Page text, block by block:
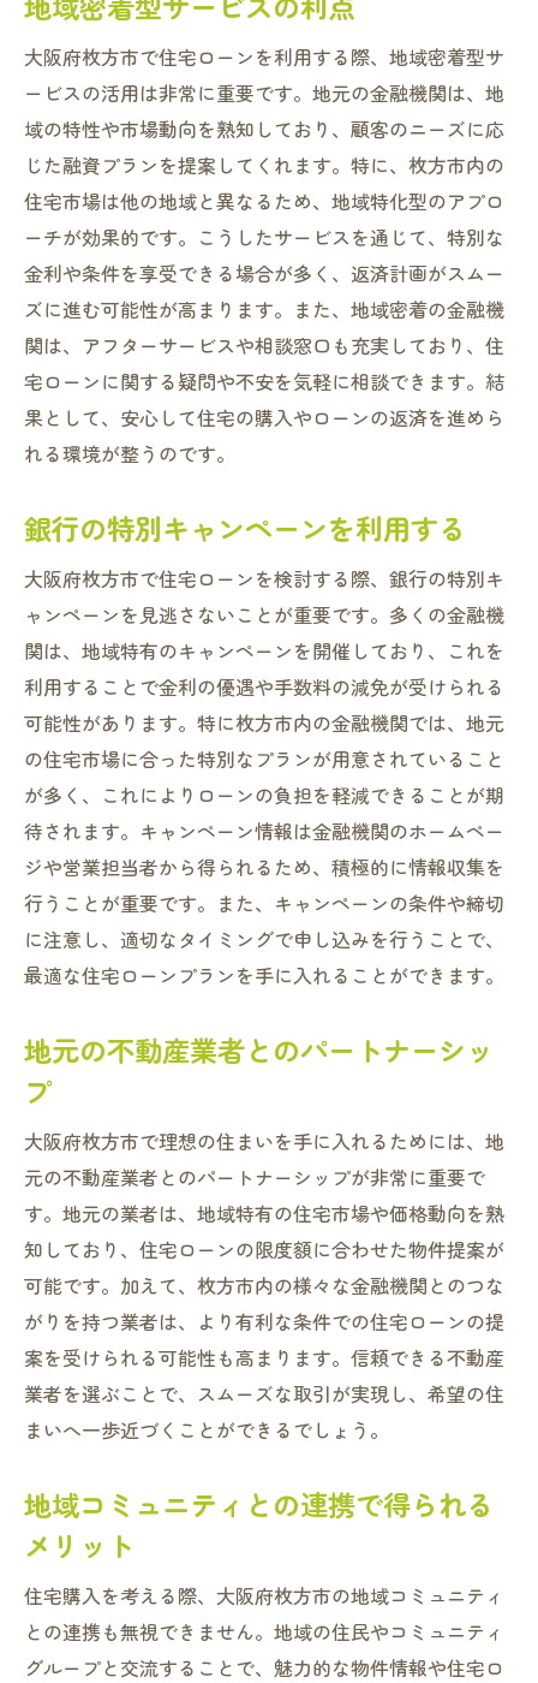
大阪府枚方市で住宅ローンを利用する際、地域密着型サ
ービスの活用は非常に重要です。地元の金融機関は、地
域の特性や市場動向を熟知しており、顧客のニーズに応
じた融資プランを提案してくれます。特に、枚方市内の
住宅市場は他の地域と異なるため、地域特化型のアプロ
ーチが効果的です。こうしたサービスを通じて、特別な
金利や条件を享受できる場合が多く、返済計画がスムー
ズに進む可能性が高まります。また、地域密着の金融機
関は、アフターサービスや相談窓口も充実しており、住
宅ローンに関する疑問や不安を気軽に相談できます。結
果として、安心して住宅の購入やローンの返済を進めら
れる環境が整うのです。
銀行の特別キャンペーンを利用する
大阪府枚方市で住宅ローンを検討する際、銀行の特別キ
ャンペーンを見逃さないことが重要です。多くの金融機
関は、地域特有のキャンペーンを開催しており、これを
利用することで金利の優遇や手数料の減免が受けられる
可能性があります。特に枚方市内の金融機関では、地元
の住宅市場に合った特別なプランが用意されていること
が多く、これによりローンの負担を軽減できることが期
待されます。キャンペーン情報は金融機関のホームペー
ジや営業担当者から得られるため、積極的に情報収集を
行うことが重要です。また、キャンペーンの条件や締切
に注意し、適切なタイミングで申し込みを行うことで、
最適な住宅ローンプランを手に入れることができます。
地元の不動産業者とのパートナーシッ
プ
大阪府枚方市で理想の住まいを手に入れるためには、地
元の不動産業者とのパートナーシップが非常に重要で
す。地元の業者は、地域特有の住宅市場や価格動向を熟
知しており、住宅ローンの限度額に合わせた物件提案が
可能です。加えて、枚方市内の様々な金融機関とのつな
がりを持つ業者は、より有利な条件での住宅ローンの提
案を受けられる可能性も高まります。信頼できる不動産
業者を選ぶことで、スムーズな取引が実現し、希望の住
まいへ一歩近づくことができるでしょう。
地域コミュニティとの連携で得られる
メリット
住宅購入を考える際、大阪府枚方市の地域コミュニティ
との連携も無視できません。地域の住民やコミュニティ
グループと交流することで、魅力的な物件情報や住宅ロ